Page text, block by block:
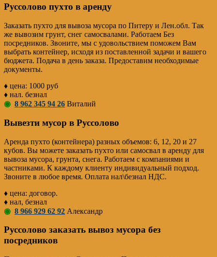
Руссолово пухто в аренду
Заказать пухто для вывоза мусора по Питеру и Лен.обл. Так
же вывозим грунт, снег самосвалами. Работаем Без
посредников. Звоните, мы с удовольствием поможем Вам
выбрать контейнер, исходя из поставленной задачи и вашего
бюджета. Подача в день заказа. Предоставим необходимые
документы.
♦ цена: 1000 руб
♦ нал. безнал
◉ 8 962 345 94 26 Виталий
Вывезти мусор в Руссолово
Аренда пухто (контейнера) разных объемов: 6, 12, 20 и 27
кубов. Вы можете заказать пухто или самосвал в аренду для
вывоза мусора, грунта, снега. Работаем с компаниями и
частниками. К каждому клиенту индивидуальный подход.
Звоните в любое время. Оплата нал\безнал НДС.
♦ цена: договор.
♦ нал, безнал
◉ 8 966 929 62 92 Александр
Руссолово заказать вывоз мусора без
посредников